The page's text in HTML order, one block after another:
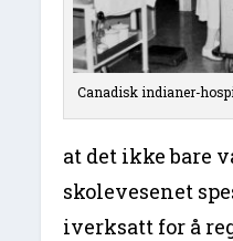
Canadisk indianer-
at det ikke bare
skolevesenet
iverksatt for å